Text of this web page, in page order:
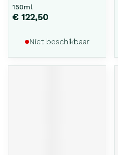
150ml
€ 122,50
Niet beschikbaar